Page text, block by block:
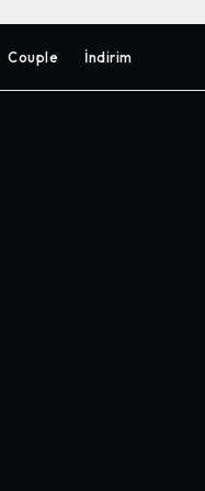
Couple İndirim